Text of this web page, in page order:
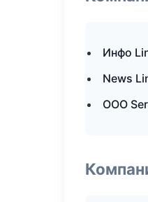
Инфо
News
ООО